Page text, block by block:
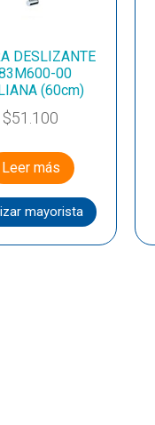
DESLIZANTE
00
(60cm)
$51.100
Leer más
mayorista